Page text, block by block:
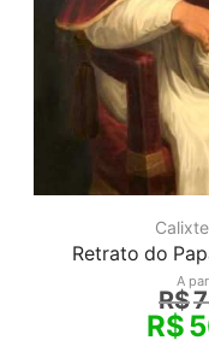
Retrato do
A
R$
R$